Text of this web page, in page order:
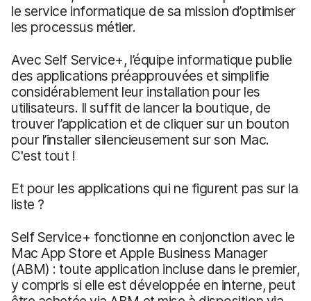
le service informatique de sa mission d’optimiser
les processus métier.
Avec Self Service+, l’équipe informatique publie
des applications préapprouvées et simplifie
considérablement leur installation pour les
utilisateurs. Il suffit de lancer la boutique, de
trouver l’application et de cliquer sur un bouton
pour l’installer silencieusement sur son Mac.
C'est tout !
Et pour les applications qui ne figurent pas sur la
liste ?
Self Service+ fonctionne en conjonction avec le
Mac App Store et Apple Business Manager
(ABM) : toute application incluse dans le premier,
y compris si elle est développée en interne, peut